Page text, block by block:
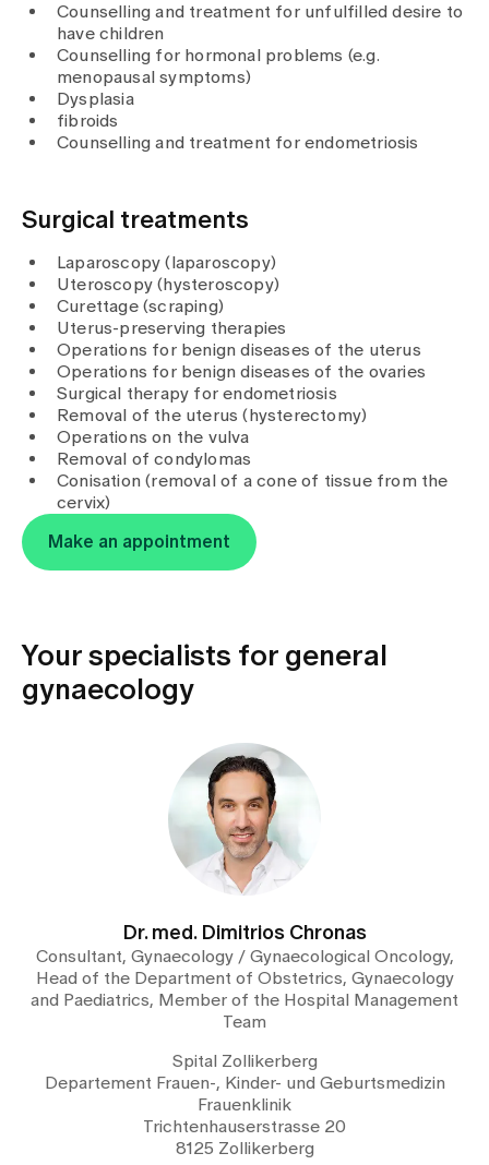
Contact us
Baby gallery
Blog
Media
Publications
Counselling and treatment for unfulfilled desire to
have children
Counselling for hormonal problems (e.g.
menopausal symptoms)
Dysplasia
fibroids
Counselling and treatment for endometriosis
Surgical treatments
Laparoscopy (laparoscopy)
Uteroscopy (hysteroscopy)
Curettage (scraping)
Uterus-preserving therapies
Operations for benign diseases of the uterus
Operations for benign diseases of the ovaries
Surgical therapy for endometriosis
Removal of the uterus (hysterectomy)
Operations on the vulva
Removal of condylomas
Conisation (removal of a cone of tissue from the
cervix)
Make an appointment
Your specialists for general
gynaecology
Dr. med. Dimitrios Chronas
Consultant, Gynaecology / Gynaecological Oncology,
Head of the Department of Obstetrics, Gynaecology
and Paediatrics, Member of the Hospital Management
Team
Spital Zollikerberg
Departement Frauen-, Kinder- und Geburtsmedizin
Frauenklinik
Trichtenhauserstrasse 20
8125 Zollikerberg